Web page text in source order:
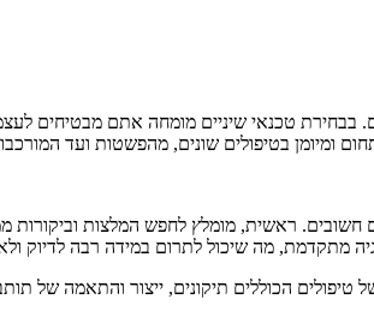
בבחירת טכנאי שיניים מומחה אתם מבטיחים
ומיומן בטיפולים שונים, מהפשטות ועד
ראשית, מומלץ לחפש המלצות וביקורות
מתקדמת, מה שיכול לתרום במידה רבה לדיוק
טיפולים הכוללים תיקונים, ייצור והתאמה